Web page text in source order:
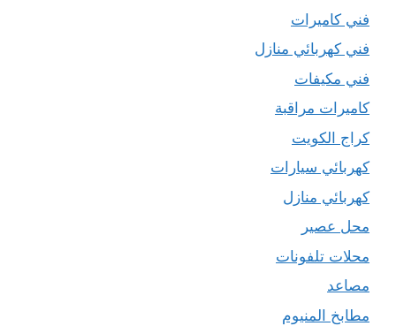
فني كاميرات
فني كهربائي منازل
فني مكيفات
كاميرات مراقبة
كراج الكويت
كهربائي سيارات
كهربائي منازل
محل عصير
محلات تلفونات
مصاعد
مطابخ المنيوم